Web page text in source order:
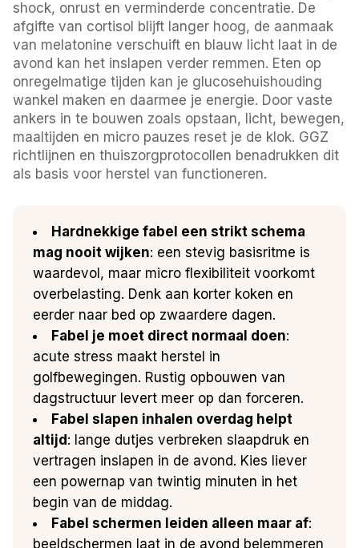
shock, onrust en verminderde concentratie. De
afgifte van cortisol blijft langer hoog, de aanmaak
van melatonine verschuift en blauw licht laat in de
avond kan het inslapen verder remmen. Eten op
onregelmatige tijden kan je glucosehuishouding
wankel maken en daarmee je energie. Door vaste
ankers in te bouwen zoals opstaan, licht, bewegen,
maaltijden en micro pauzes reset je de klok. GGZ
richtlijnen en thuiszorgprotocollen benadrukken dit
als basis voor herstel van functioneren.
Hardnekkige fabel een strikt schema
mag nooit wijken: een stevig basisritme is
waardevol, maar micro flexibiliteit voorkomt
overbelasting. Denk aan korter koken en
eerder naar bed op zwaardere dagen.
Fabel je moet direct normaal doen:
acute stress maakt herstel in
golfbewegingen. Rustig opbouwen van
dagstructuur levert meer op dan forceren.
Fabel slapen inhalen overdag helpt
altijd: lange dutjes verbreken slaapdruk en
vertragen inslapen in de avond. Kies liever
een powernap van twintig minuten in het
begin van de middag.
Fabel schermen leiden alleen maar af:
beeldschermen laat in de avond belemmeren